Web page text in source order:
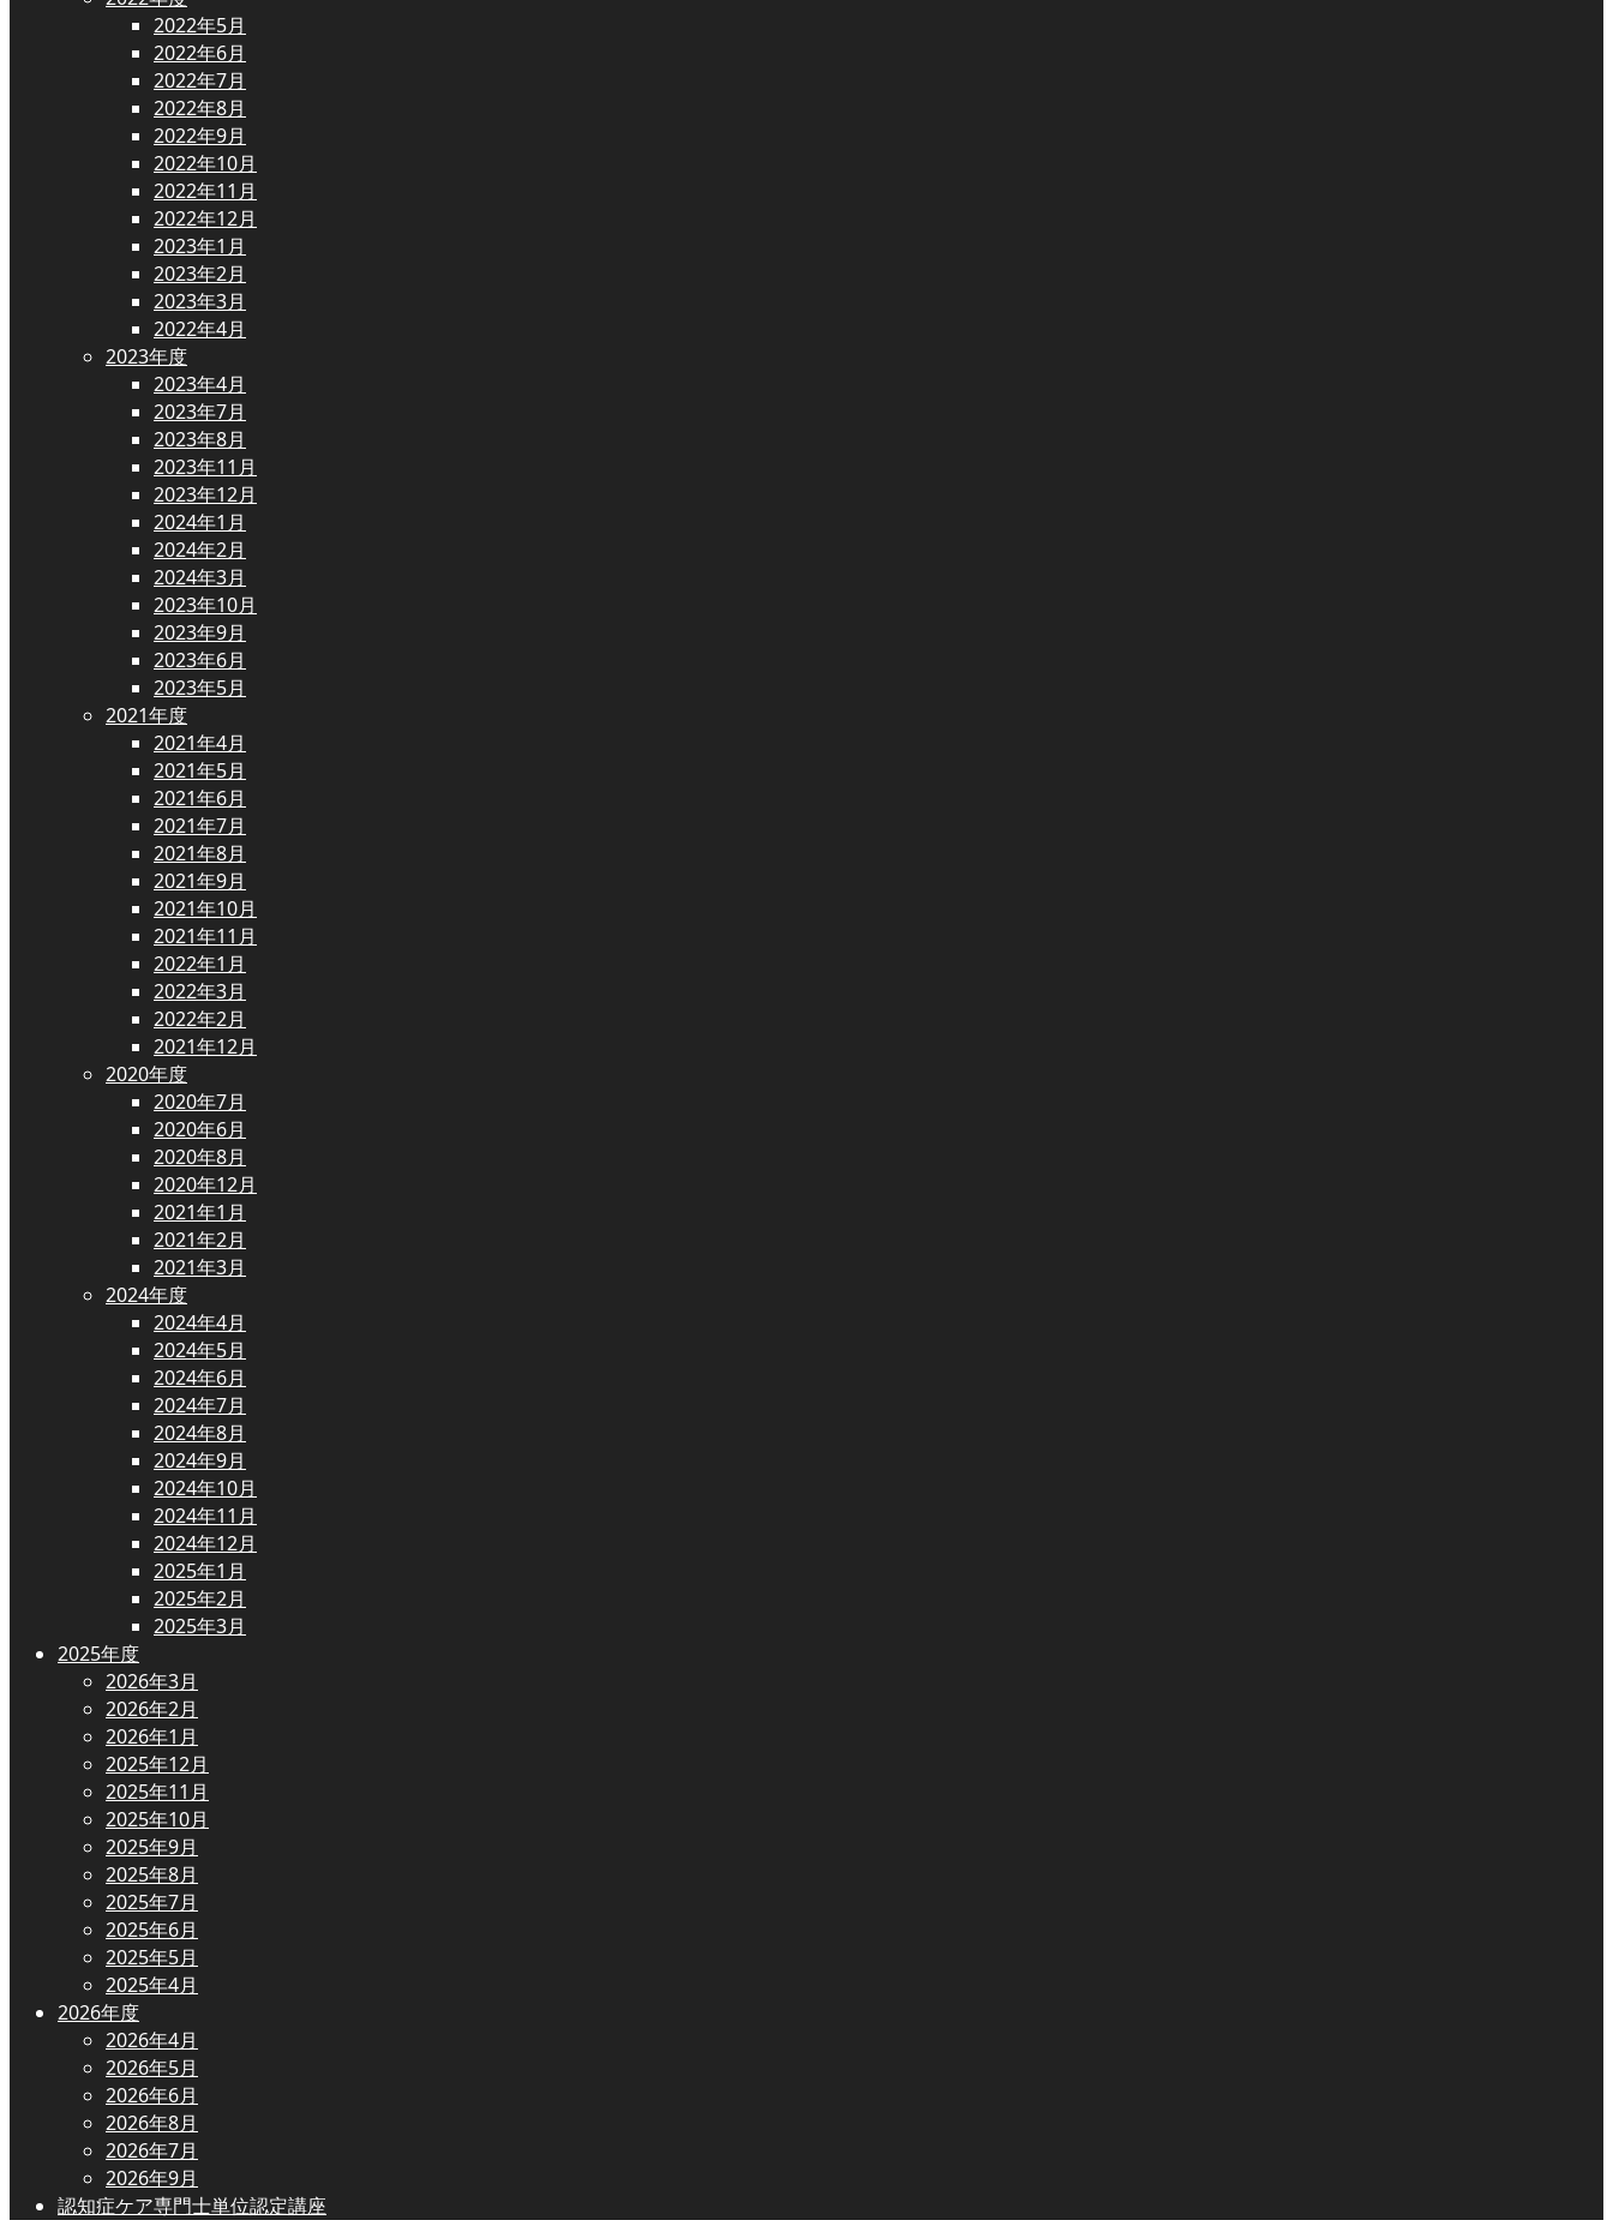
2022年5月
2022年6月
2022年7月
2022年8月
2022年9月
2022年10月
2022年11月
2022年12月
2023年1月
2023年2月
2023年3月
2022年4月
2023年度
2023年4月
2023年7月
2023年8月
2023年11月
2023年12月
2024年1月
2024年2月
2024年3月
2023年10月
2023年9月
2023年6月
2023年5月
2021年度
2021年4月
2021年5月
2021年6月
2021年7月
2021年8月
2021年9月
2021年10月
2021年11月
2022年1月
2022年3月
2022年2月
2021年12月
2020年度
2020年7月
2020年6月
2020年8月
2020年12月
2021年1月
2021年2月
2021年3月
2024年度
2024年4月
2024年5月
2024年6月
2024年7月
2024年8月
2024年9月
2024年10月
2024年11月
2024年12月
2025年1月
2025年2月
2025年3月
2025年度
2026年3月
2026年2月
2026年1月
2025年12月
2025年11月
2025年10月
2025年9月
2025年8月
2025年7月
2025年6月
2025年5月
2025年4月
2026年度
2026年4月
2026年5月
2026年6月
2026年8月
2026年7月
2026年9月
認知症ケア専門士単位認定講座